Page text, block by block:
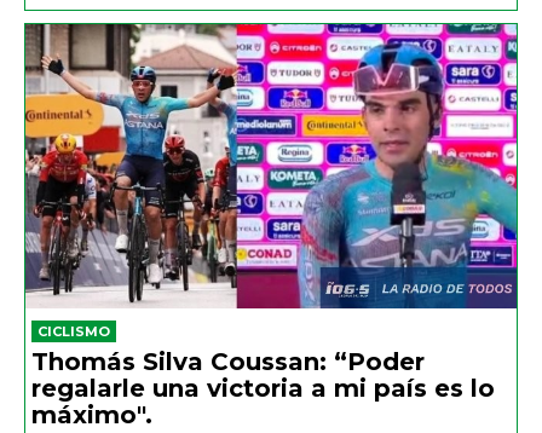
CICLISMO
Thomás Silva Coussan: “Poder
regalarle una victoria a mi país es lo
máximo".